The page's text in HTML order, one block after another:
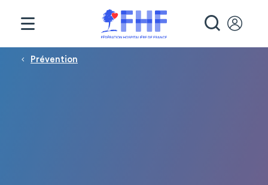
Fil d'Ariane
Prévention
Panneau de gestion des cookies